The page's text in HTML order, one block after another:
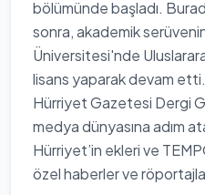
bölümünde başladı.
sonra, akademik
Üniversitesi'nde
lisans yaparak devam etti.
Hürriyet Gazetesi Dergi
medya dünyasına adım
Hürriyet’in ekleri ve
özel haberler ve